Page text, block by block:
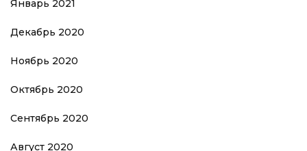
Январь 2021
Декабрь 2020
Ноябрь 2020
Октябрь 2020
Сентябрь 2020
Август 2020